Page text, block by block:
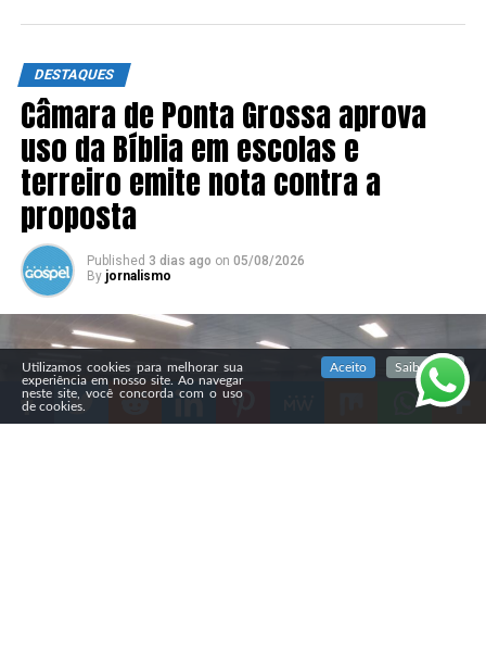
SIGA NOSSAS REDES SOCIAIS
DESTAQUES
Câmara de Ponta Grossa aprova
uso da Bíblia em escolas e
terreiro emite nota contra a
proposta
Published 3 dias ago on 05/08/2026
By jornalismo
Utilizamos cookies para melhorar sua
experiência em nosso site. Ao navegar
neste site, você concorda com o uso
de cookies.
Aceito Saiba mais